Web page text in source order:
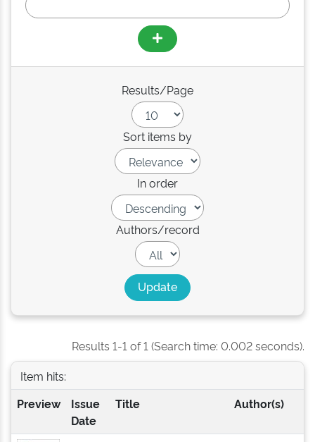
Results/Page
Sort items by
In order
Authors/record
Results 1-1 of 1 (Search time: 0.002 seconds).
Item hits:
Preview
Issue
Date
Title Author(s)